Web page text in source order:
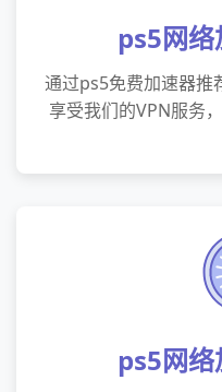
ps5网
通过ps5免费加速器推
享受我们的VPN服务
ps5网